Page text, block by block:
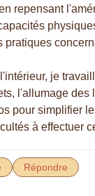
repensant
pratiques
je
l'allumage des
pour simplifier
à effectuer
Répondre